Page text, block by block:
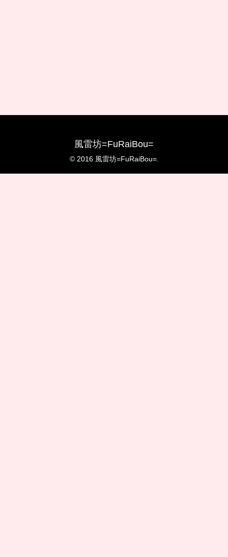
風雷坊=FuRaiBou=
© 2016 風雷坊=FuRaiBou=.